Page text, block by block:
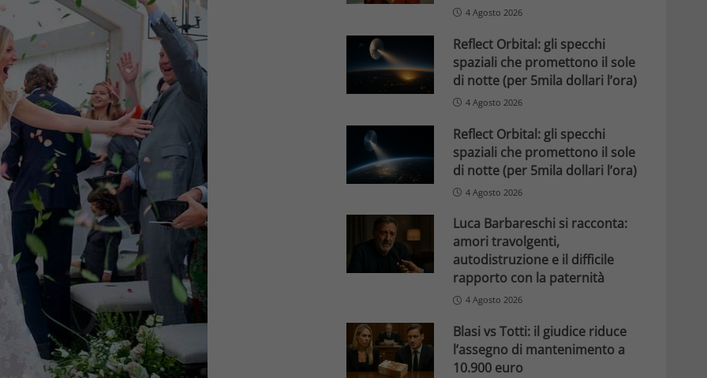
4 Agosto 2026
Reflect Orbital: gli specchi
spaziali che promettono il sole
di notte (per 5mila dollari l’ora)
4 Agosto 2026
Reflect Orbital: gli specchi
spaziali che promettono il sole
di notte (per 5mila dollari l’ora)
4 Agosto 2026
Luca Barbareschi si racconta:
amori travolgenti,
autodistruzione e il difficile
rapporto con la paternità
4 Agosto 2026
Blasi vs Totti: il giudice riduce
l’assegno di mantenimento a
10.900 euro